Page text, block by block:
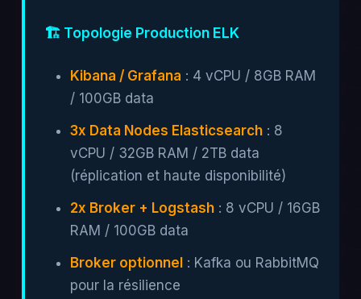
🏗️ Topologie Production ELK
Kibana / Grafana : 4 vCPU / 8GB RAM
/ 100GB data
3x Data Nodes Elasticsearch: 8
vCPU / 32GB RAM / 2TB data
(réplication et haute disponibilité)
2x Broker + Logstash: 8 vCPU / 16GB
RAM / 100GB data
Broker optionnel : Kafka ou RabbitMQ
pour la résilience